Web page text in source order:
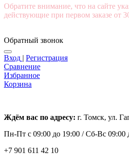
Обратите внимание, что на сайте
действующие при первом заказе от
Обратный звонок
Вход | Регистрация
Сравнение
Избранное
Корзина
Ждём вас по адресу: г. Томск, ул.
Пн-Пт с 09:00 до 19:00 /Сб-Вс 09:00
+7 901 611 42 10